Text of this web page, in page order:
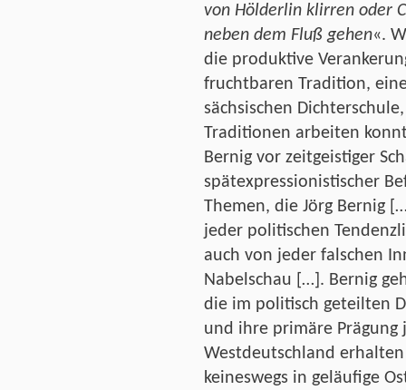
von Hölderlin klirren oder
neben dem Fluß gehen«.
die produktive
fruchtbaren Tradition,
sächsischen
Traditionen arbeiten
Bernig vor zeitgeistiger
spätexpressionistischer
Themen, die Jörg Bernig
jeder politischen
auch von jeder falschen
Nabelschau […]. Bernig
die im politisch geteilten
und ihre primäre Prägung
Westdeutschland
keineswegs in geläufige